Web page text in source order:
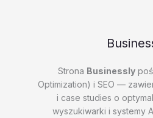
Strona Businessly
Optimization) i SEO —
i case studies o
wyszukiwarki i systemy